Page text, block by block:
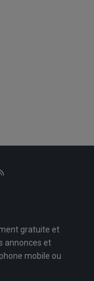
gratuite et
annonces et
mobile ou